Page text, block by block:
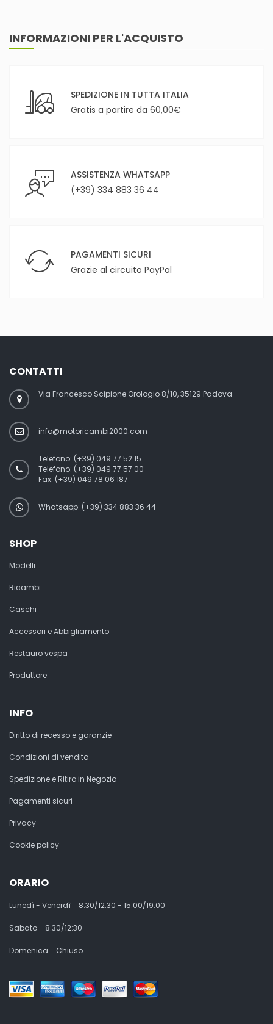
INFORMAZIONI PER L'ACQUISTO
SPEDIZIONE IN TUTTA ITALIA
Gratis a partire da 60,00€
ASSISTENZA WHATSAPP
(+39) 334 883 36 44
PAGAMENTI SICURI
Grazie al circuito PayPal
CONTATTI
Via Francesco Scipione Orologio 8/10, 35129 Padova
info@motoricambi2000.com
Telefono: (+39) 049 77 52 15
Telefono: (+39) 049 77 57 00
Fax: (+39) 049 78 06 187
Whatsapp: (+39) 334 883 36 44
SHOP
Modelli
Ricambi
Caschi
Accessori e Abbigliamento
Restauro vespa
Produttore
INFO
Diritto di recesso e garanzie
Condizioni di vendita
Spedizione e Ritiro in Negozio
Pagamenti sicuri
Privacy
Cookie policy
ORARIO
Lunedì - Venerdì 8:30/12:30 - 15:00/19:00
Sabato 8:30/12:30
Domenica Chiuso